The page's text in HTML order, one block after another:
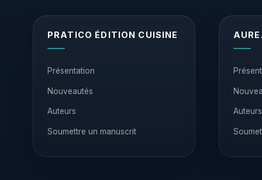
PRATICO ÉDITION CUISINE
Présentation
Nouveautés
Auteurs
Soumettre un manuscrit
Auteurs